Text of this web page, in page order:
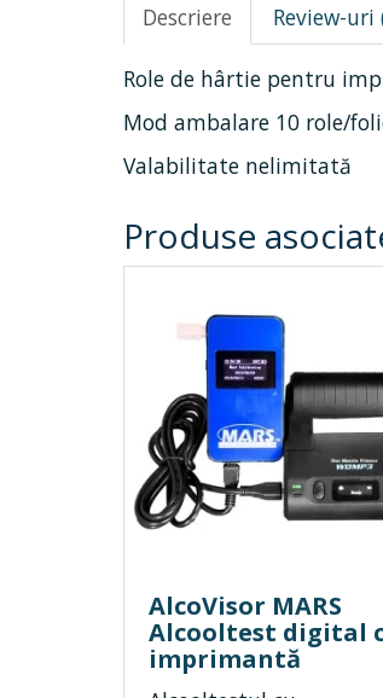
Descriere Review-uri
Role de hârtie pentru
Mod ambalare 10 role/
Valabilitate nelimitată
Produse
AlcoVisor MARS
Alcooltest digital
imprimantă